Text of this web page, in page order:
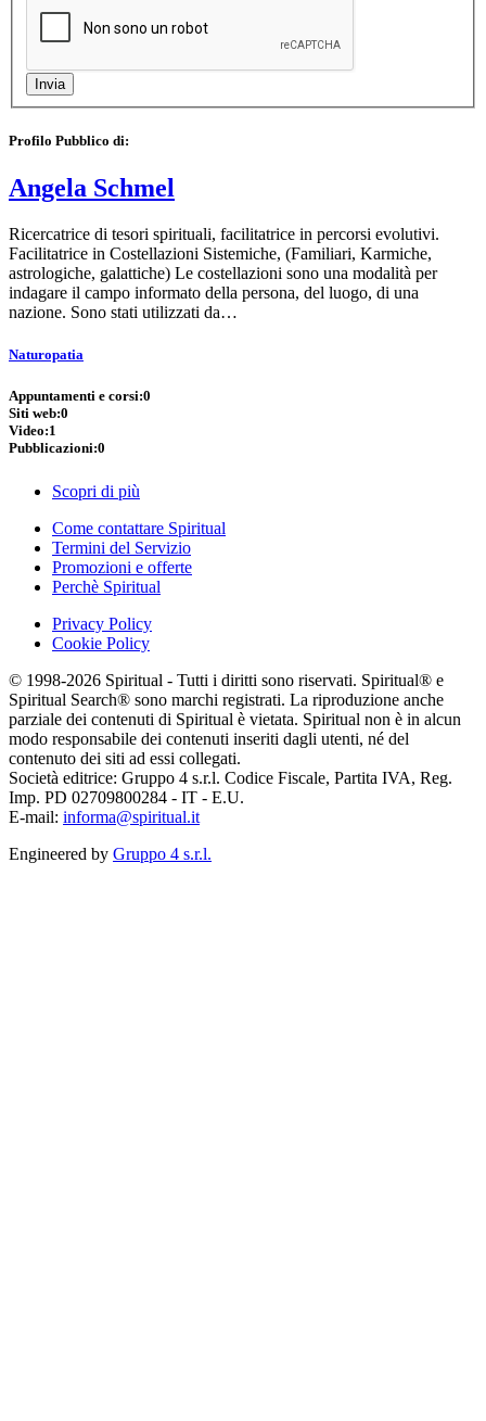
Profilo Pubblico di:
Angela Schmel
Ricercatrice di tesori spirituali, facilitatrice in percorsi evolutivi.
Facilitatrice in Costellazioni Sistemiche, (Familiari, Karmiche,
astrologiche, galattiche) Le costellazioni sono una modalità per
indagare il campo informato della persona, del luogo, di una
nazione. Sono stati utilizzati da…
Naturopatia
Appuntamenti e corsi:0
Siti web:0
Video:1
Pubblicazioni:0
Scopri di più
Come contattare Spiritual
Termini del Servizio
Promozioni e offerte
Perchè Spiritual
Privacy Policy
Cookie Policy
© 1998-2026 Spiritual - Tutti i diritti sono riservati. Spiritual® e
Spiritual Search® sono marchi registrati. La riproduzione anche
parziale dei contenuti di Spiritual è vietata. Spiritual non è in alcun
modo responsabile dei contenuti inseriti dagli utenti, né del
contenuto dei siti ad essi collegati.
Società editrice: Gruppo 4 s.r.l. Codice Fiscale, Partita IVA, Reg.
Imp. PD 02709800284 - IT - E.U.
E-mail: informa@spiritual.it
Engineered by Gruppo 4 s.r.l.